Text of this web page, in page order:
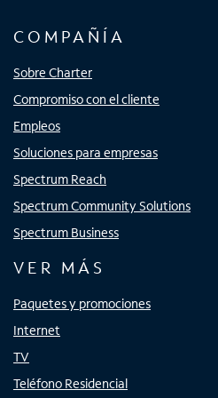
COMPAÑÍA
Sobre Charter
Compromiso con el cliente
Empleos
Soluciones para empresas
Spectrum Reach
Spectrum Community Solutions
Spectrum Business
VER MÁS
Paquetes y promociones
Internet
TV
Teléfono Residencial